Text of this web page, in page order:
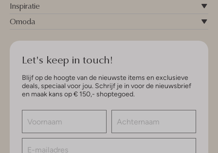
Inspiratie
Omoda
Let's keep in touch!
Blijf op de hoogte van de nieuwste items en exclusieve
deals, speciaal voor jou. Schrijf je in voor de nieuwsbrief
en maak kans op € 150,- shoptegoed.